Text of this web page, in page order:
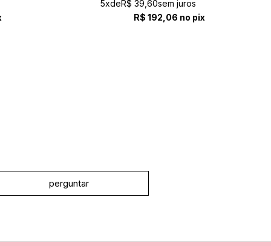
5xdeR$ 39,60sem juros
R$ 192,06 no pix
perguntar